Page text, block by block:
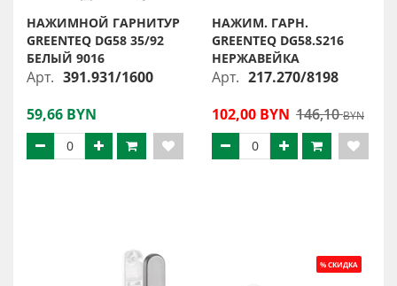
НАЖИМНОЙ ГАРНИТУР
GREENTEQ DG58 35/92
БЕЛЫЙ 9016
Арт. 391.931/1600
59,66 BYN
НАЖИМ. ГАРН.
GREENTEQ DG58.S216
НЕРЖАВЕЙКА
Арт. 217.270/8198
102,00 BYN 146,10BYN